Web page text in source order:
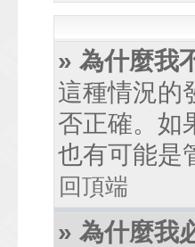
» 為什麼我
這種情況的
否正確。如
也有可能是
回頂端
» 為什麼我